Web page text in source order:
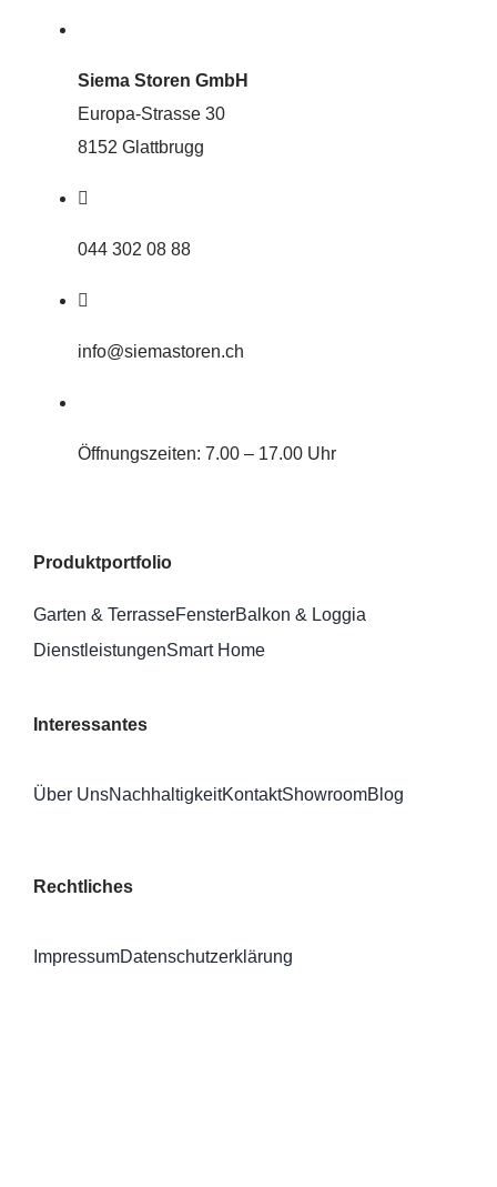
Siema Storen GmbH
Europa-Strasse 30
8152 Glattbrugg
044 302 08 88
info@siemastoren.ch
Öffnungszeiten: 7.00 – 17.00 Uhr
Produktportfolio
Garten & TerrasseFensterBalkon & Loggia
DienstleistungenSmart Home
Interessantes
Über UnsNachhaltigkeitKontaktShowroomBlog
Rechtliches
ImpressumDatenschutzerklärung